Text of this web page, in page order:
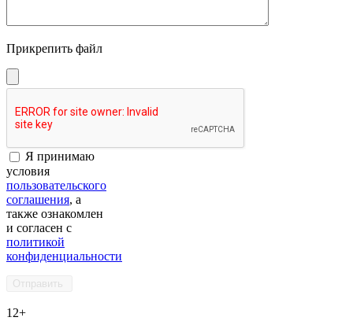
Прикрепить файл
Я принимаю
условия
пользовательского
соглашения, а
также ознакомлен
и согласен с
политикой
конфиденциальности
12+